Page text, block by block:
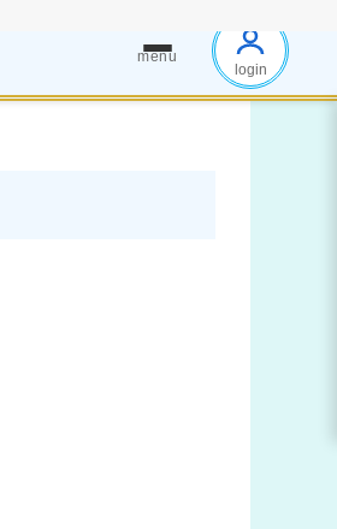
menu
login